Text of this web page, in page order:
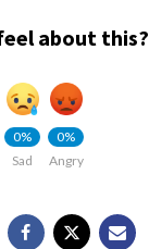
about this?
0%
Sad
0%
Angry